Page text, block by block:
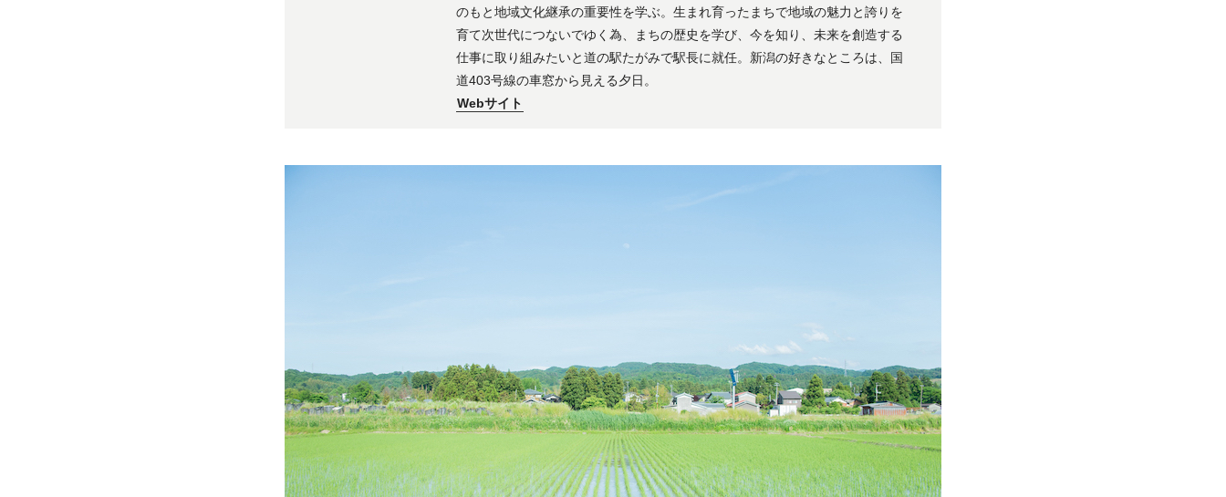
のもと地域文化継承の重要性を学ぶ。生まれ育ったまちで地域の魅力と誇りを
育て次世代につないでゆく為、まちの歴史を学び、今を知り、未来を創造する
仕事に取り組みたいと道の駅たがみで駅長に就任。新潟の好きなところは、国
道403号線の車窓から見える夕日。
Webサイト